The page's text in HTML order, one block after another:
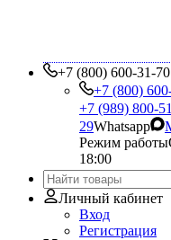
+7 (800) 600-31-70
+7 (800)
+7 (989) 800-
29Whatsapp
Режим работы
18:00
Личный кабинет
Вход
Регистрация